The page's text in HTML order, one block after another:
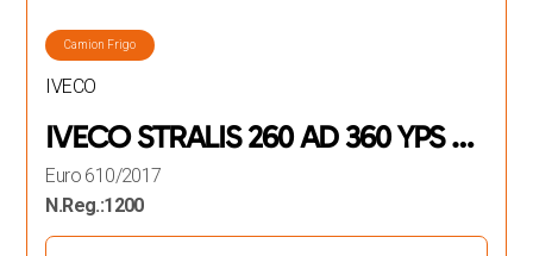
Camion Frigo
IVECO
IVECO STRALIS 260 AD 360 YPS E6
FRIGORIFERO
Euro 610/2017
N.Reg.:1200